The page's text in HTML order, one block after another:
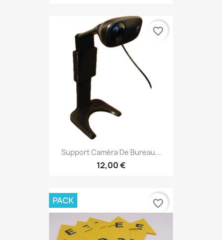
Support Caméra De Bureau...
12,00 €
favorite_border
PACK favorite_border